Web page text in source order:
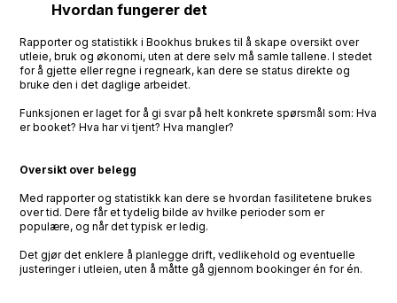
Hvordan fungerer det
Rapporter og statistikk i Bookhus brukes til å skape oversikt over
utleie, bruk og økonomi, uten at dere selv må samle tallene. I stedet
for å gjette eller regne i regneark, kan dere se status direkte og
bruke den i det daglige arbeidet.
Funksjonen er laget for å gi svar på helt konkrete spørsmål som: Hva
er booket? Hva har vi tjent? Hva mangler?
Oversikt over belegg
Med rapporter og statistikk kan dere se hvordan fasilitetene brukes
over tid. Dere får et tydelig bilde av hvilke perioder som er
populære, og når det typisk er ledig.
Det gjør det enklere å planlegge drift, vedlikehold og eventuelle
justeringer i utleien, uten å måtte gå gjennom bookinger én for én.